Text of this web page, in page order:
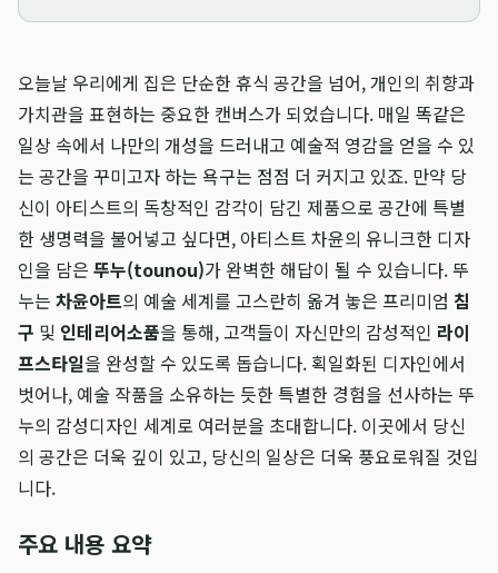
오늘날 우리에게 집은 단순한 휴식 공간을 넘어, 개인의 취향과
가치관을 표현하는 중요한 캔버스가 되었습니다. 매일 똑같은
일상 속에서 나만의 개성을 드러내고 예술적 영감을 얻을 수 있
는 공간을 꾸미고자 하는 욕구는 점점 더 커지고 있죠. 만약 당
신이 아티스트의 독창적인 감각이 담긴 제품으로 공간에 특별
한 생명력을 불어넣고 싶다면, 아티스트 차윤의 유니크한 디자
인을 담은 뚜누(tounou)가 완벽한 해답이 될 수 있습니다. 뚜
누는 차윤아트의 예술 세계를 고스란히 옮겨 놓은 프리미엄 침
구 및 인테리어소품을 통해, 고객들이 자신만의 감성적인 라이
프스타일을 완성할 수 있도록 돕습니다. 획일화된 디자인에서
벗어나, 예술 작품을 소유하는 듯한 특별한 경험을 선사하는 뚜
누의 감성디자인 세계로 여러분을 초대합니다. 이곳에서 당신
의 공간은 더욱 깊이 있고, 당신의 일상은 더욱 풍요로워질 것입
니다.
주요 내용 요약